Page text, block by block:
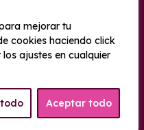
mejorar tu
cookies haciendo click
ajustes en cualquier
Aceptar todo
Renting